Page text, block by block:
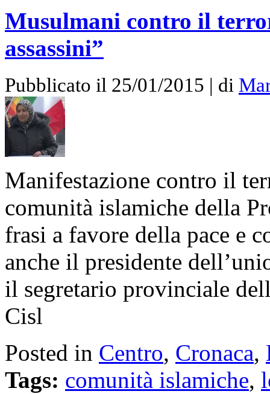
Musulmani contro il
assassini”
Pubblicato il 25/01/2015 | di
Manifestazione contro il
comunità islamiche della
frasi a favore della pace e
anche il presidente
il segretario provinciale
Cisl
Posted in Centro, Cronaca,
Tags: comunità islamiche,